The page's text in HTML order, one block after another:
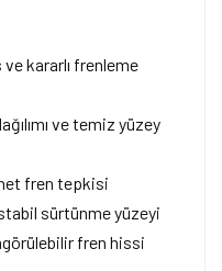
kararlı frenleme
ve temiz yüzey
fren tepkisi
sürtünme yüzeyi
fren hissi